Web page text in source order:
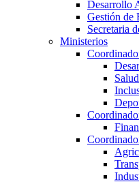
Desarrollo
Gestión de
Secretaria
Ministerios